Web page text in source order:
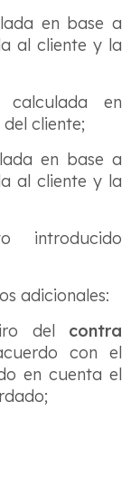
en base a
al cliente y la
calculada en
cliente;
en base a
al cliente y la
introducido
adicionales:
del contra
con el
en cuenta el